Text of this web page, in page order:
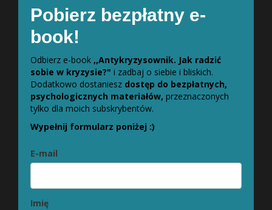
Pobierz bezpłatny e-
book!
Odbierz e-book ,,Antykryzysownik. Jak radzić
sobie w kryzysie?" i zadbaj o siebie i bliskich.
Dodatkowo dostaniesz dostęp do bezpłatnych,
psychologicznych materiałów, przeznaczonych
tylko dla moich subskrybentów.
Wypełnij formularz poniżej :)
E-mail
Imię